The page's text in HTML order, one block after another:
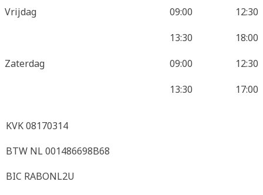
Vrijdag
09:00
12:30
13:30
18:00
Zaterdag
09:00
12:30
13:30
17:00
KVK 08170314
BTW NL 001486698B68
BIC RABONL2U